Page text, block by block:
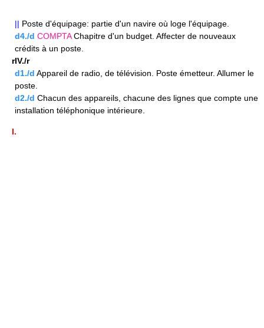
|| Poste d'équipage: partie d'un navire où loge l'équipage.
d4./d COMPTAChapitre d'un budget. Affecter de nouveaux
crédits à un poste.
rIV./r
d1./d Appareil de radio, de télévision. Poste émetteur. Allumer le
poste.
d2./d Chacun des appareils, chacune des lignes que compte une
installation téléphonique intérieure.
I.